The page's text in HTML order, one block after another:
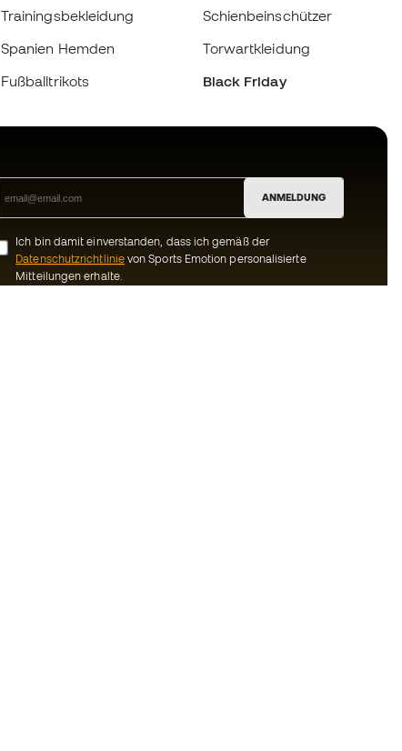
Trainingsbekleidung
Spanien Hemden
Fußballtrikots
Schienbeinschützer
Torwartkleidung
Black Friday
ANMELDUNG
Ich bin damit einverstanden, dass ich gemäß der
Datenschutzrichtlinievon Sports Emotion personalisierte
Mitteilungen erhalte.